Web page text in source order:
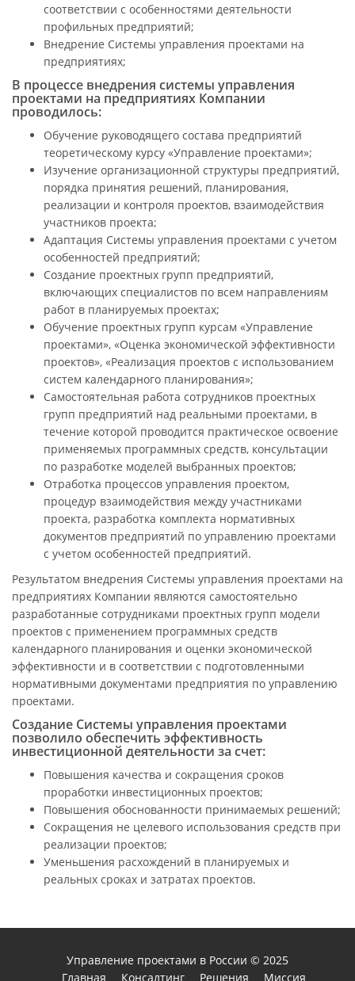
соответствии с особенностями деятельности
профильных предприятий;
Внедрение Системы управления проектами на
предприятиях;
В процессе внедрения системы управления
проектами на предприятиях Компании
проводилось:
Обучение руководящего состава предприятий
теоретическому курсу «Управление проектами»;
Изучение организационной структуры предприятий,
порядка принятия решений, планирования,
реализации и контроля проектов, взаимодействия
участников проекта;
Адаптация Системы управления проектами с учетом
особенностей предприятий;
Создание проектных групп предприятий,
включающих специалистов по всем направлениям
работ в планируемых проектах;
Обучение проектных групп курсам «Управление
проектами», «Оценка экономической эффективности
проектов», «Реализация проектов с использованием
систем календарного планирования»;
Самостоятельная работа сотрудников проектных
групп предприятий над реальными проектами, в
течение которой проводится практическое освоение
применяемых программных средств, консультации
по разработке моделей выбранных проектов;
Отработка процессов управления проектом,
процедур взаимодействия между участниками
проекта, разработка комплекта нормативных
документов предприятий по управлению проектами
с учетом особенностей предприятий.
Результатом внедрения Системы управления проектами на
предприятиях Компании являются самостоятельно
разработанные сотрудниками проектных групп модели
проектов с применением программных средств
календарного планирования и оценки экономической
эффективности и в соответствии с подготовленными
нормативными документами предприятия по управлению
проектами.
Создание Системы управления проектами
позволило обеспечить эффективность
инвестиционной деятельности за счет:
Повышения качества и сокращения сроков
проработки инвестиционных проектов;
Повышения обоснованности принимаемых решений;
Сокращения не целевого использования средств при
реализации проектов;
Уменьшения расхождений в планируемых и
реальных сроках и затратах проектов.
Управление проектами в России © 2025
Главная
Консалтинг Решения Миссия